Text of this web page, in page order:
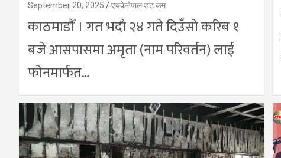
September 20, 2025 एचकेनेपाल डट कम
काठमाडौँ । गत भदौ २४ गते दिउँसो करिब १
बजे आसपासमा अमृता (नाम परिवर्तन) लाई
फोनमार्फत…